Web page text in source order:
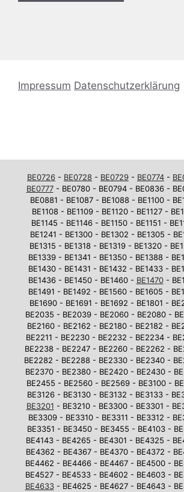
Impressum Datenschutzerklärung
BE0726 - BE0728 - BE0729 - BE0774 -
BE0777- BE0780 - BE0794 - BE0836 -
BE0881 - BE1087 - BE1088 - BE1100 -
BE1108 - BE1109 - BE1120 - BE1127 -
BE1145 - BE1146 - BE1150 - BE1151 -
BE1241 - BE1300 - BE1302 - BE1305 -
BE1315 - BE1318 - BE1319 - BE1320 -
BE1339 - BE1341 - BE1350 - BE1388 -
BE1430 - BE1431 - BE1432 - BE1433 -
BE1436 - BE1450 - BE1460 - BE1470-
BE1491 - BE1492 - BE1560 - BE1605 -
BE1690 - BE1691 - BE1692 - BE1801 -
BE2035 - BE2039 - BE2060 - BE2080 -
BE2160 - BE2162 - BE2180 - BE2182 -
BE2211 - BE2230 - BE2232 - BE2234 -
BE2238 - BE2247 - BE2260 - BE2262 -
BE2282 - BE2288 - BE2330 - BE2340 -
BE2370 - BE2380 - BE2420 - BE2430 -
BE2455 - BE2560 - BE2569 - BE3100 -
BE3126 - BE3130 - BE3132 - BE3133 -
BE3201 - BE3210 - BE3300 - BE3301 -
BE3309 - BE3310 - BE3311 - BE3312 -
BE3351 - BE3450 - BE3455 - BE4103 -
BE4143 - BE4265 - BE4301 - BE4325 -
BE4362 - BE4367 - BE4370 - BE4372 -
BE4462 - BE4466 - BE4467 - BE4500 -
BE4527 - BE4533 - BE4602 - BE4603 -
BE4633- BE4625 - BE4627 - BE4643 -